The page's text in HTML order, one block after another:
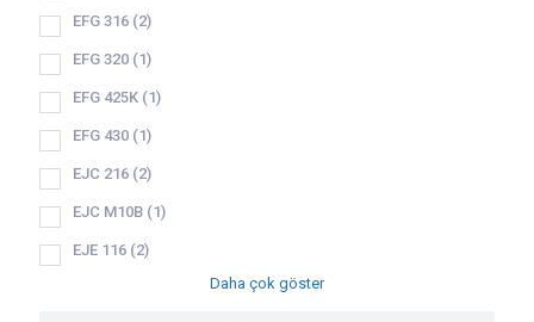
EFG 316 (2)
EFG 320 (1)
EFG 425K (1)
EFG 430 (1)
EJC 216 (2)
EJC M10B (1)
EJE 116 (2)
Daha çok göster